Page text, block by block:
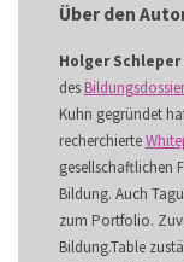
Über den
Holger Schleper
des
Kuhn gegründet
recherchierte
gesellschaftlichen
Bildung. Auch
zum Portfolio.
Bildung.Table